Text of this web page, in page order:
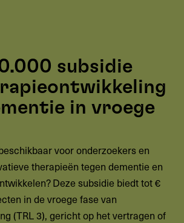
subsidie
in vroege
voor onderzoekers en
therapieën tegen dementie en
Deze subsidie biedt tot €
in de vroege fase van
(TRL 3), gericht op het vertragen of